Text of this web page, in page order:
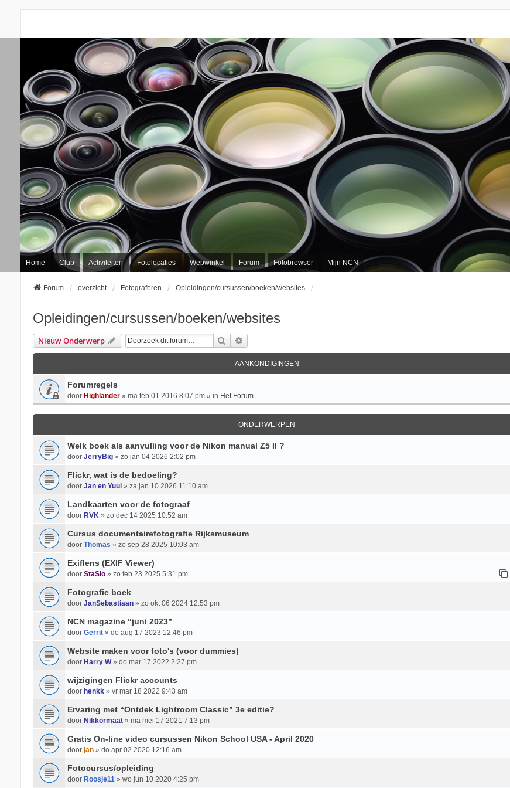
Home Club Activiteiten Fotolocaties Webwinkel Forum Fotobrowser Mijn NCN
Forum overzicht Fotograferen Opleidingen/cursussen/boeken/websites
Opleidingen/cursussen/boeken/websites
Nieuw Onderwerp Zoek
AANKONDIGINGEN
Forumregels
door Highlander» ma feb 01 2016 8:07 pm » in Het Forum
ONDERWERPEN
Welk boek als aanvulling voor de Nikon manual Z5 II ?
door JerryBig» zo jan 04 2026 2:02 pm
Flickr, wat is de bedoeling?
door Jan en Yuul » za jan 10 2026 11:10 am
Landkaarten voor de fotograaf
door RVK» zo dec 14 2025 10:52 am
Cursus documentairefotografie Rijksmuseum
door Thomas » zo sep 28 2025 10:03 am
Exiflens (EXIF Viewer)
door StaSio» zo feb 23 2025 5:31 pm
Fotografie boek
door JanSebastiaan» zo okt 06 2024 12:53 pm
NCN magazine “juni 2023”
door Gerrit» do aug 17 2023 12:46 pm
Website maken voor foto's (voor dummies)
door Harry W» do mar 17 2022 2:27 pm
wijzigingen Flickr accounts
door henkk» vr mar 18 2022 9:43 am
Ervaring met “Ontdek Lightroom Classic” 3e editie?
door Nikkormaat» ma mei 17 2021 7:13 pm
Gratis On-line video cursussen Nikon School USA - April 2020
door jan» do apr 02 2020 12:16 am
Fotocursus/opleiding
door Roosje11» wo jun 10 2020 4:25 pm